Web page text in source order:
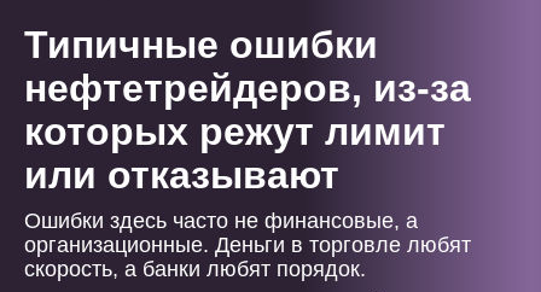
Типичные ошибки
нефтетрейдеров, из-за
которых режут лимит
или отказывают
Ошибки здесь часто не финансовые, а
организационные. Деньги в торговле любят
скорость, а банки любят порядок.